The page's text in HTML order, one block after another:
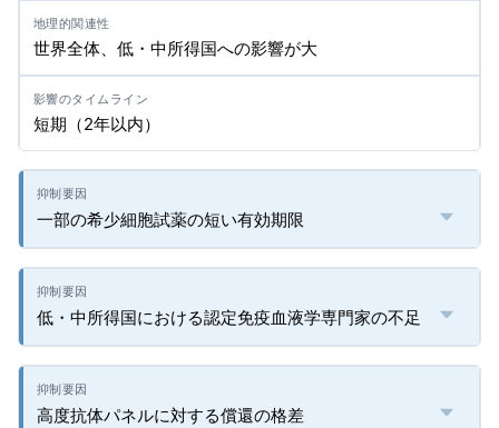
世界全体、低・中所得国への影響が大
短期（2年以内）
一部の希少細胞試薬の短い有効期限
低・中所得国における認定免疫血液学専門家の不足
高度抗体パネルに対する償還の格差